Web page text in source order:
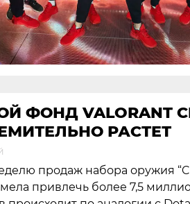
ФОНД VALORANT
РАСТЕТ
продаж набора оружия
привлечь более 7,5